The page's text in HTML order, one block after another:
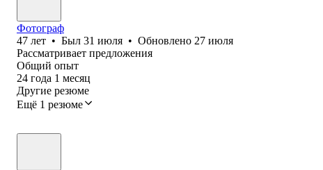
Фотограф
47 лет • Был 31 июля • Обновлено 27 июля
Рассматривает предложения
Общий опыт
24 года 1 месяц
Другие резюме
Ещё 1 резюме